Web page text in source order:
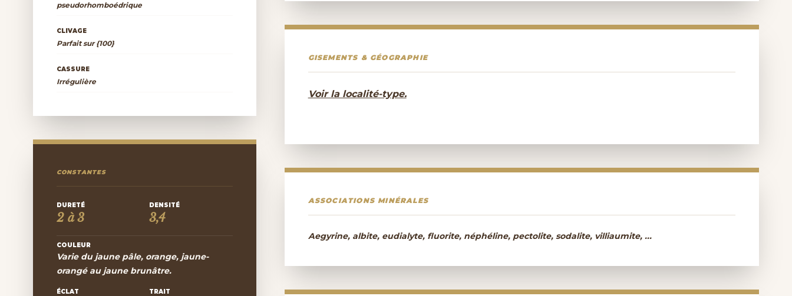
pseudorhomboédrique
CLIVAGE
Parfait sur {100}
CASSURE
Irrégulière
CONSTANTES
DURETÉ
2 à 3
DENSITÉ
3,4
COULEUR
Varie du jaune pâle, orange, jaune-
orangé au jaune brunâtre.
ÉCLAT TRAIT
GISEMENTS & GÉOGRAPHIE
Voir la localité-type.
ASSOCIATIONS MINÉRALES
Aegyrine, albite, eudialyte, fluorite, néphéline, pectolite, sodalite, villiaumite, ...